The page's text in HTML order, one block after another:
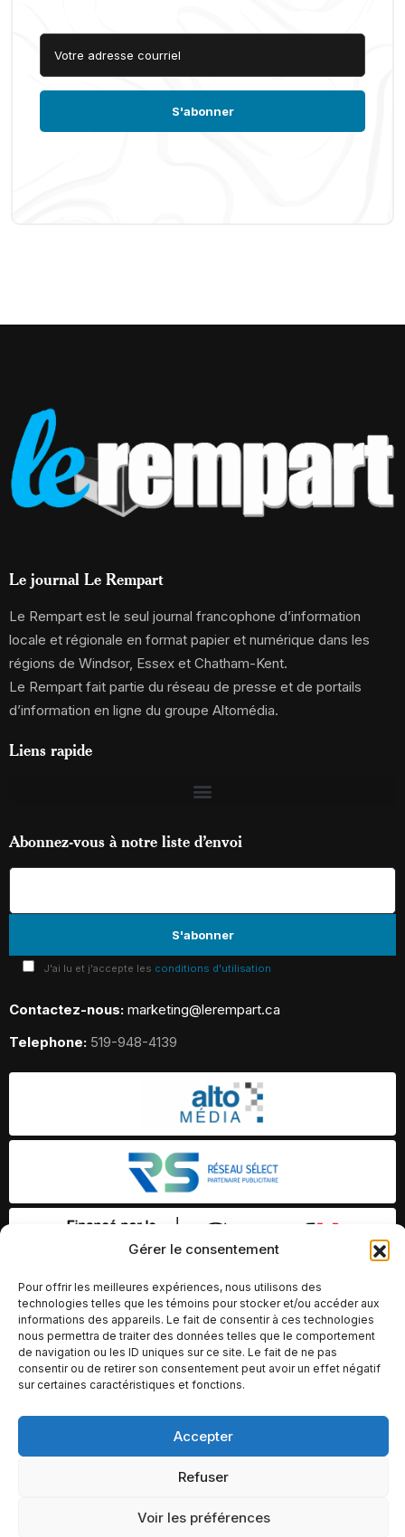
Gérer le consentement
Pour offrir les meilleures expériences, nous utilisons des
technologies telles que les témoins pour stocker et/ou accéder aux
informations des appareils. Le fait de consentir à ces technologies
nous permettra de traiter des données telles que le comportement
de navigation ou les ID uniques sur ce site. Le fait de ne pas
consentir ou de retirer son consentement peut avoir un effet négatif
sur certaines caractéristiques et fonctions.
Accepter
Refuser
Voir les préférences
Le journal Le Rempart
Le Rempart est le seul journal francophone d’information
locale et régionale en format papier et numérique dans les
régions de Windsor, Essex et Chatham-Kent.
Le Rempart fait partie du réseau de presse et de portails
d’information en ligne du groupe Altomédia.
Liens rapide
Abonnez-vous à notre liste d’envoi
J'ai lu et j'accepte les conditions d'utilisation
Contactez-nous: marketing@lerempart.ca
Telephone: 519-948-4139
© Copyright 2026 – Altomédia Inc |
Ce site internet a été conçu et développé par Chameleon Ideas